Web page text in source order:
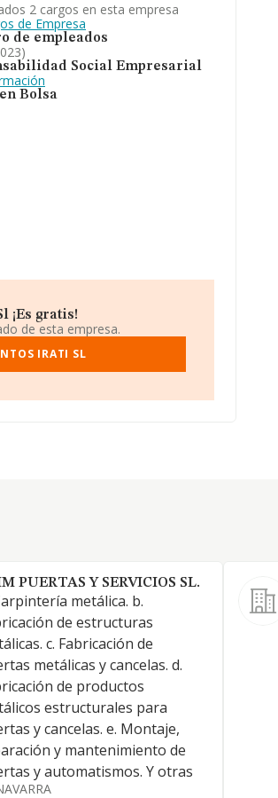
2 cargos en esta empresa
de Empresa
de empleados
Social Empresarial
Bolsa
¡Es gratis!
de esta empresa.
IRATI SL
PUERTAS Y SERVICIOS SL.
metálica. b.
de estructuras
c. Fabricación de
metálicas y cancelas. d.
de productos
estructurales para
y cancelas. e. Montaje,
y mantenimiento de
y automatismos. Y otras